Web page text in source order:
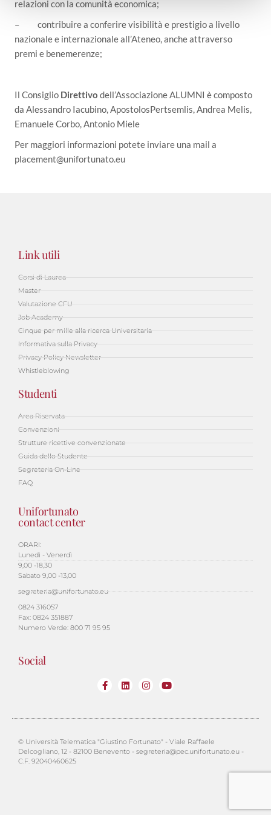
relazioni con la comunità economica;
– contribuire a conferire visibilità e prestigio a livello
nazionale e internazionale all’Ateneo, anche attraverso
premi e benemerenze;
Il Consiglio Direttivo dell’Associazione ALUMNI è composto
da Alessandro Iacubino, ApostolosPertsemlis, Andrea Melis,
Emanuele Corbo, Antonio Miele
Per maggiori informazioni potete inviare una mail a
placement@unifortunato.eu
Link utili
Corsi di Laurea
Master
Valutazione CFU
Job Academy
Cinque per mille alla ricerca Universitaria
Informativa sulla Privacy
Privacy Policy Newsletter
Whistleblowing
Studenti
Area Riservata
Convenzioni
Strutture ricettive convenzionate
Guida dello Studente
Segreteria On-Line
FAQ
Unifortunato
contact center
ORARI:
Lunedì - Venerdì
9,00 -18,30
Sabato 9,00 -13,00
segreteria@unifortunato.eu
0824 316057
Fax: 0824 351887
Numero Verde: 800 71 95 95
Social
© Università Telematica "Giustino Fortunato" - Viale Raffaele
Delcogliano, 12 - 82100 Benevento - segreteria@pec.unifortunato.eu -
C.F. 92040460625